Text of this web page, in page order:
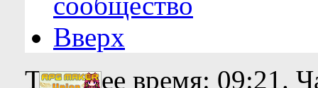
Вверх
Текущее время: 09:21.